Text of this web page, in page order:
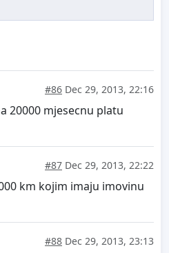
#86 Dec 29, 2013, 22:16
20000 mjesecnu platu
#87 Dec 29, 2013, 22:22
km kojim imaju imovinu
#88 Dec 29, 2013, 23:13